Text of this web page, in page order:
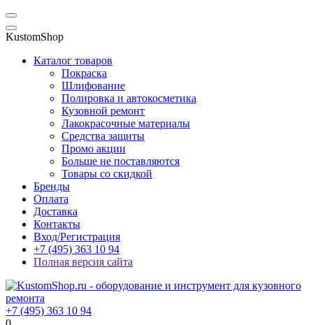
KustomShop
Каталог товаров
Покраска
Шлифование
Полировка и автокосметика
Кузовной ремонт
Лакокрасочные материалы
Средства защиты
Промо акции
Больше не поставляются
Товары со скидкой
Бренды
Оплата
Доставка
Контакты
Вход/Регистрация
+7 (495) 363 10 94
Полная версия сайта
+7 (495) 363 10 94